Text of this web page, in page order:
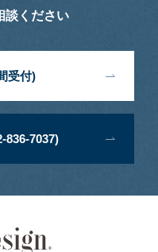
談ください
受付)
836-7037)